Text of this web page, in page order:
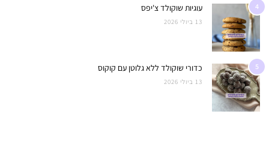
4 עוגיות שוקולד צ'יפס
13 ביולי 2026
5 כדורי שוקולד ללא גלוטן עם קוקוס
13 ביולי 2026